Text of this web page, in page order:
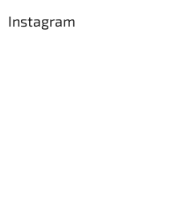
Instagram